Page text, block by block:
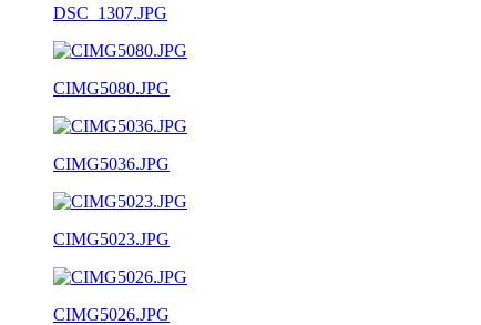
DSC_1307.JPG
CIMG5080.JPG
CIMG5036.JPG
CIMG5023.JPG
CIMG5026.JPG